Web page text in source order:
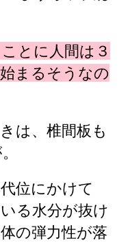
とに人間は３
まるそうなの
は、椎間板も
位にかけて
る水分が抜け
の弾力性が落